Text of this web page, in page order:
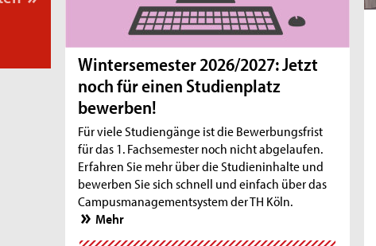
Wintersemester 2026/2027: Jetzt
noch für einen Studienplatz
bewerben!
Für viele Studiengänge ist die Bewerbungsfrist
für das 1. Fachsemester noch nicht abgelaufen.
Erfahren Sie mehr über die Studieninhalte und
bewerben Sie sich schnell und einfach über das
Campusmanagementsystem der TH Köln.
Mehr